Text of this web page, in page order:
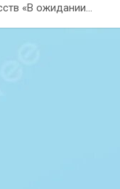
«В ожидании…